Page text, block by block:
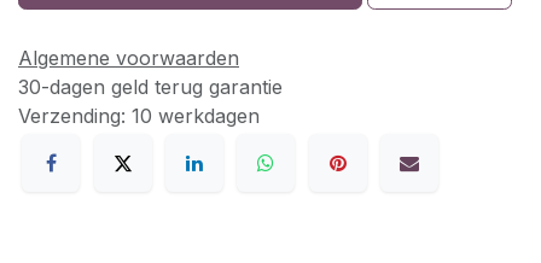
Algemene voorwaarden
30-dagen geld terug garantie
Verzending: 10 werkdagen